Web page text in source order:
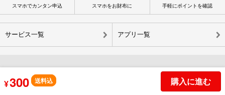
¥300 送料込 購入に進む
スマホでカンタン申込 スマホをお財布に 手軽にポイントを確認
サービス一覧 アプリ一覧